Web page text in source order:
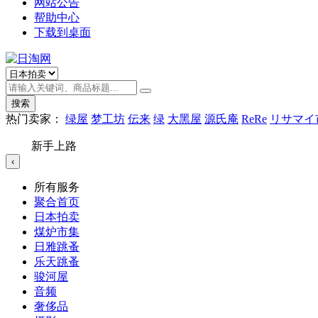
网站公告
帮助中心
下载到桌面
搜索
热门卖家： 绿屋 梦工坊 伝来 绿 大黑屋 源氏庵 ReRe リサマ
新手上路
‹
所有服务
聚合首页
日本拍卖
煤炉市集
日雅跳蚤
乐天跳蚤
骏河屋
音频
奢侈品